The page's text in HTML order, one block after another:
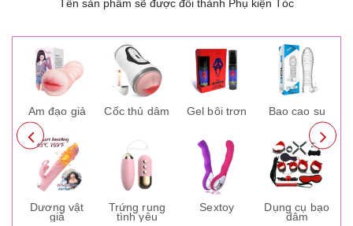
Tên sản phẩm sẽ được đổi thành Phụ kiện Tóc
Âm đạo giả
Dương vật
giả
Cốc thủ dâm
Trứng rung
tình yêu
Gel bôi trơn
Sextoy
Bao cao su
Dụng cụ bạo
dâm